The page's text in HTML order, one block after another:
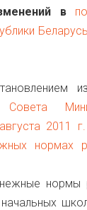
в
Совета
2011
нормах
нормы